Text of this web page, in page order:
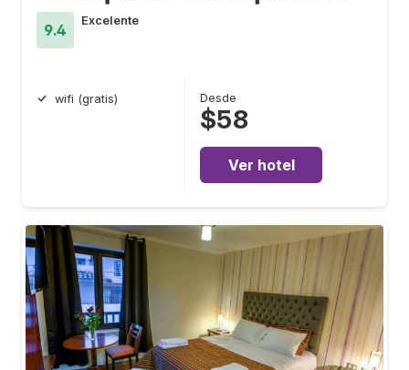
9.4
Excelente
wifi (gratis) Desde
$58
Ver hotel